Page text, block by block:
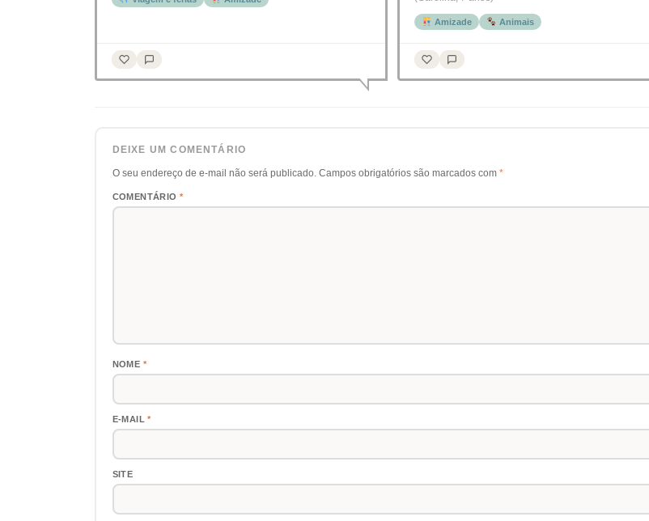
Amizade Animais
DEIXE UM COMENTÁRIO
O seu endereço de e-mail não será publicado. Campos obrigatórios são marcados com *
COMENTÁRIO *
NOME *
E-MAIL*
SITE